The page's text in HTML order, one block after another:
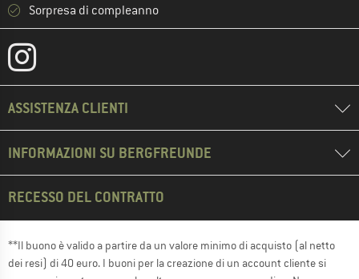
Sorpresa di compleanno
ASSISTENZA CLIENTI
INFORMAZIONI SU BERGFREUNDE
RECESSO DEL CONTRATTO
**Il buono è valido a partire da un valore minimo di acquisto (al netto
dei resi) di 40 euro. I buoni per la creazione di un account cliente si